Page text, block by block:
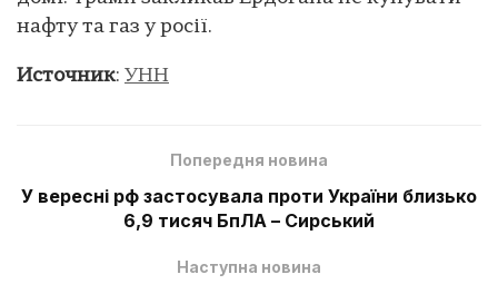
нафту та газ у росії.
Источник: УНН
Попередня новина
У вересні рф застосувала проти України близько
6,9 тисяч БпЛА – Сирський
Наступна новина